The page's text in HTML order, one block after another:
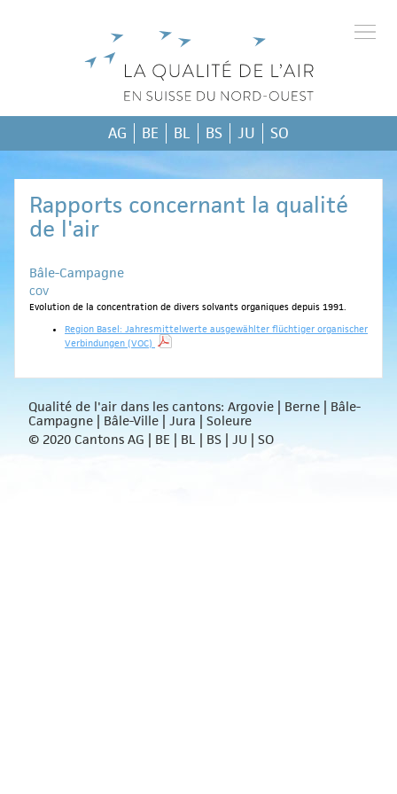
AG BE BL BS JU SO
Rapports concernant la qualité
de l'air
Bâle-Campagne
COV
Evolution de la concentration de divers solvants organiques depuis 1991.
Region Basel: Jahresmittelwerte ausgewählter flüchtiger organischer
Verbindungen (VOC)
Qualité de l'air dans les cantons: Argovie | Berne | Bâle-
Campagne | Bâle-Ville | Jura | Soleure
© 2020 Cantons AG | BE | BL | BS | JU | SO